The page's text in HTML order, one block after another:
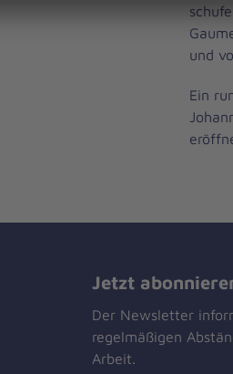
und
Ein
Jetzt
Der Newsletter
regelmäßigen
Arbeit.